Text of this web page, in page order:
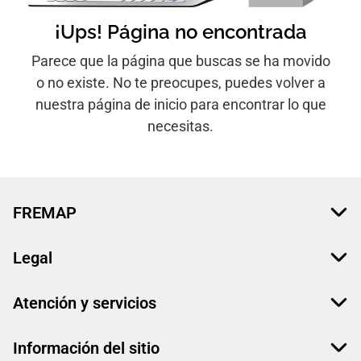
¡Ups! Página no encontrada
Parece que la página que buscas se ha movido
o no existe. No te preocupes, puedes volver a
nuestra página de inicio para encontrar lo que
necesitas.
FREMAP
Legal
Atención y servicios
Información del sitio